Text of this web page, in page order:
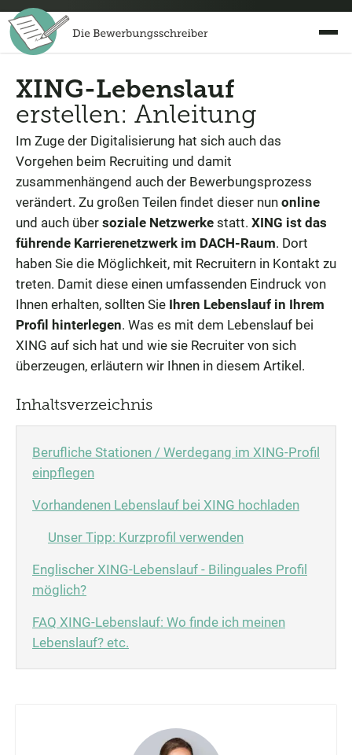
XING-Lebenslauf
erstellen: Anleitung
Im Zuge der Digitalisierung hat sich auch das
Vorgehen beim Recruiting und damit
zusammenhängend auch der Bewerbungsprozess
verändert. Zu großen Teilen findet dieser nun online
und auch über soziale Netzwerke statt. XING ist das
führende Karrierenetzwerk im DACH-Raum. Dort
haben Sie die Möglichkeit, mit Recruitern in Kontakt zu
treten. Damit diese einen umfassenden Eindruck von
Ihnen erhalten, sollten Sie Ihren Lebenslauf in Ihrem
Profil hinterlegen. Was es mit dem Lebenslauf bei
XING auf sich hat und wie sie Recruiter von sich
überzeugen, erläutern wir Ihnen in diesem Artikel.
Inhaltsverzeichnis
Berufliche Stationen / Werdegang im XING-Profil
einpflegen
Vorhandenen Lebenslauf bei XING hochladen
Unser Tipp: Kurzprofil verwenden
Englischer XING-Lebenslauf - Bilinguales Profil
möglich?
FAQ XING-Lebenslauf: Wo finde ich meinen
Lebenslauf? etc.